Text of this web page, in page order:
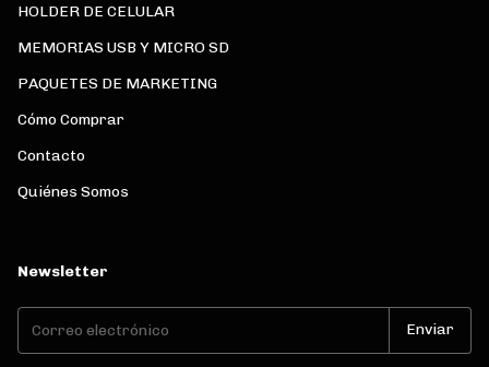
HOLDER DE CELULAR
MEMORIAS USB Y MICRO SD
PAQUETES DE MARKETING
Cómo Comprar
Contacto
Quiénes Somos
Newsletter